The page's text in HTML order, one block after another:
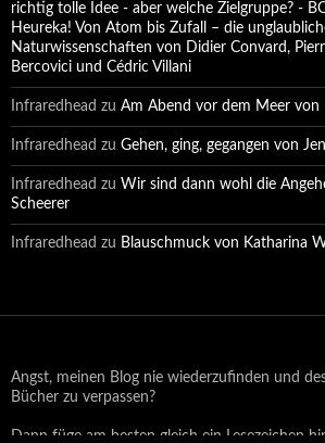
richtig tolle Idee - aber welche Zielgruppe? -
Heureka! Von Atom bis Zufall – die
Naturwissenschaften von Didier Convard,
Bercovici und Cédric Villani
Infraredhead zu Am Abend vor dem Meer von
Infraredhead zu Gehen, ging, gegangen von
Infraredhead zu Wir sind dann wohl die
Scheerer
Infraredhead zu Blauschmuck von Katharina
Angst, meinen Blog nie wiederzufinden und
Bücher zu verpassen?
Dann füge am besten gleich ein Lesezeichen